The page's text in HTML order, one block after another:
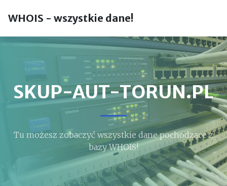
WHOIS - wszystkie dane!
SKUP-AUT-TORUN.PL
Tu możesz zobaczyć wszystkie dane pochodzące z
bazy WHOIS!